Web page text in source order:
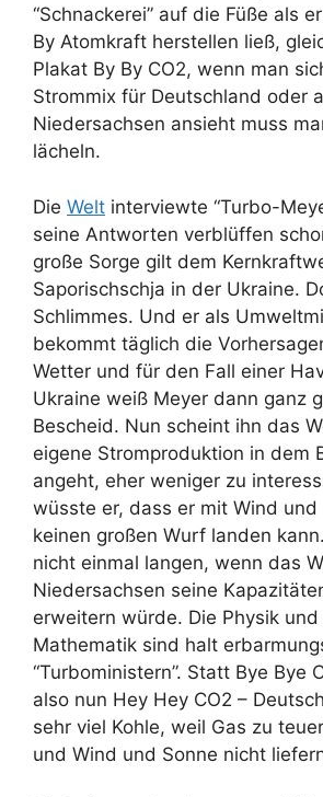
“Schnackerei” auf die Füße als
By Atomkraft herstellen ließ,
Plakat By By CO2, wenn man
Strommix für Deutschland oder
Niedersachsen ansieht muss
lächeln.
Die Welt interviewte “Turbo-
seine Antworten verblüffen
große Sorge gilt dem
Saporischschja in der Ukraine.
Schlimmes. Und er als
bekommt täglich die
Wetter und für den Fall einer
Ukraine weiß Meyer dann ganz
Bescheid. Nun scheint ihn das
eigene Stromproduktion in dem
angeht, eher weniger zu
wüsste er, dass er mit Wind und
keinen großen Wurf landen
nicht einmal langen, wenn das
Niedersachsen seine
erweitern würde. Die Physik
Mathematik sind halt
“Turboministern”. Statt Bye Bye
also nun Hey Hey CO2 –
sehr viel Kohle, weil Gas zu
und Wind und Sonne nicht